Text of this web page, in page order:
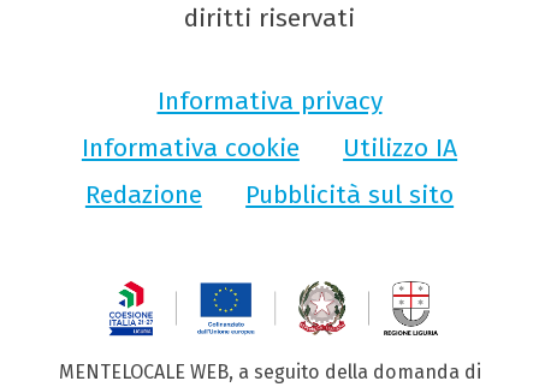
diritti riservati
Informativa privacy
Informativa cookie
Utilizzo IA
Redazione
Pubblicità sul sito
MENTELOCALE WEB, a seguito della domanda di